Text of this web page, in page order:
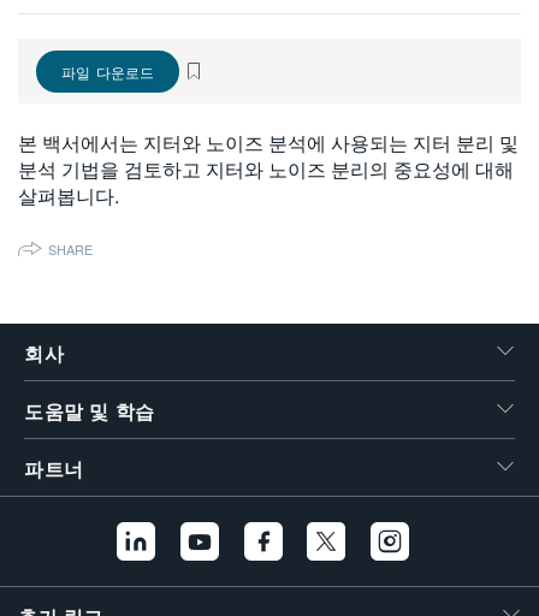
한국어
繁體中文
파일 다운로드
본 백서에서는 지터와 노이즈 분석에 사용되는 지터 분리 및
분석 기법을 검토하고 지터와 노이즈 분리의 중요성에 대해
살펴봅니다.
SHARE
회사
도움말 및 학습
파트너